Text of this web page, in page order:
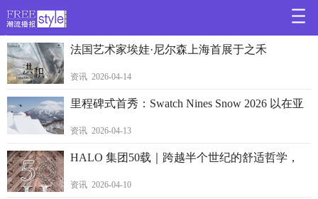
>
法国艺术家埃娃·尼尔森上海首展于之禾
资讯 2026-04-14
里程碑式首秀：Swatch Nines Snow 2026 以在亚
资讯 2026-04-13
HALO 集团50载｜跨越半个世纪的舒适哲学，
资讯 2026-04-10